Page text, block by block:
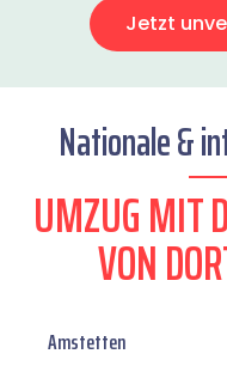
Jetzt
Nationale &
UMZUG MIT
VON
Amstetten